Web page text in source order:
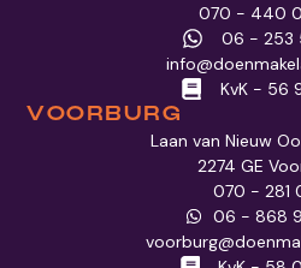
070 - 440
06 - 253
KvK - 56
VOORBURG
Laan van Nieuw
2274 GE
070 - 281
06 - 868